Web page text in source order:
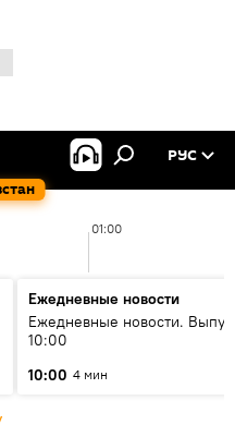
РУС
01:00
Ежедневные новости
Ежедневные новости.
10:00
10:00 4 мин